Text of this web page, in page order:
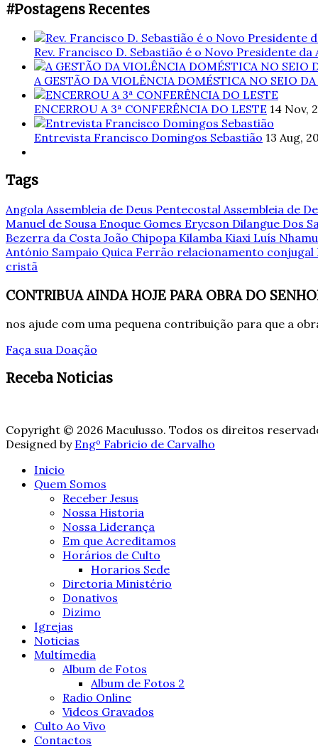
#Postagens Recentes
Rev. Francisco D. Sebastião é o Novo Presidente da
A GESTÃO DA VIOLÊNCIA DOMÉSTICA NO SEIO
ENCERROU A 3ª CONFERÊNCIA DO LESTE 14 Nov,
Entrevista Francisco Domingos Sebastião 13 Aug,
Tags
Angola Assembleia de Deus Pentecostal Assembleia de
Manuel de Sousa Enoque Gomes Erycson Dilangue Dos
Bezerra da Costa João Chipopa Kilamba Kiaxi Luís
António Sampaio Quica Ferrão relacionamento conjugal
cristã
CONTRIBUA AINDA HOJE PARA OBRA DO
nos ajude com uma pequena contribuição para que a
Faça sua Doação
Receba Noticias
Copyright © 2026 Maculusso. Todos os direitos
Designed by Engº Fabricio de Carvalho
Inicio
Quem Somos
Receber Jesus
Nossa Historia
Nossa Liderança
Em que Acreditamos
Horários de Culto
Horarios Sede
Diretoria Ministério
Donativos
Dizimo
Igrejas
Noticias
Multímedia
Album de Fotos
Album de Fotos 2
Radio Online
Videos Gravados
Culto Ao Vivo
Contactos